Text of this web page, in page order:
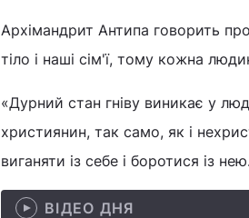
Архімандрит Антипа говорить
тіло і наші сім'ї, тому кожна
«Дурний стан гніву виникає у
християнин, так само, як і
виганяти із себе і боротися із нею.
ВІДЕО ДНЯ